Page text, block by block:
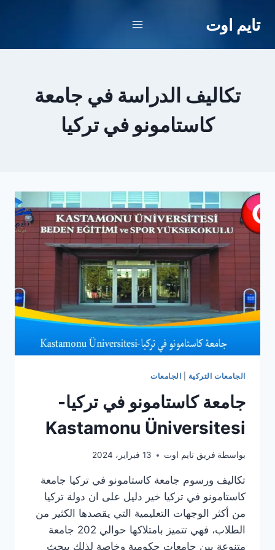
تايم اوت
تكاليف الدراسة في جامعة
كاستامونو في تركيا
الجامعات التركية الجامعات
جامعة كاستامونو في تركيا-
Kastamonu Üniversitesi
بواسطة فريق تايم اوت 13 فبراير، 2024
تكاليف ورسوم جامعة كاستامونو في تركيا جامعة
كاستامونو في تركيا خير دليل على ان دولة تركيا
من أكثر الوجهات التعليمية التي يقصدها الكثير من
الطلاب، فهي تتميز بامتلاكها حوالي 202 جامعة
متنوعة بين جامعات حكومية وخاصة لذلك يبحث